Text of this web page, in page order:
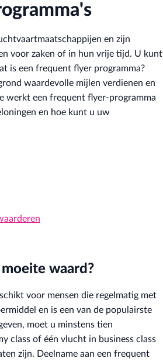
en zijn
voor zaken of in hun vrije tijd. U kunt
is een frequent flyer programma?
waardevolle mijlen verdienen en
werkt een frequent flyer-programma
en hoe kunt u uw
waard?
voor mensen die regelmatig met
en is een van de populairste
moet u minstens tien
class of één vlucht in business class
zijn. Deelname aan een frequent